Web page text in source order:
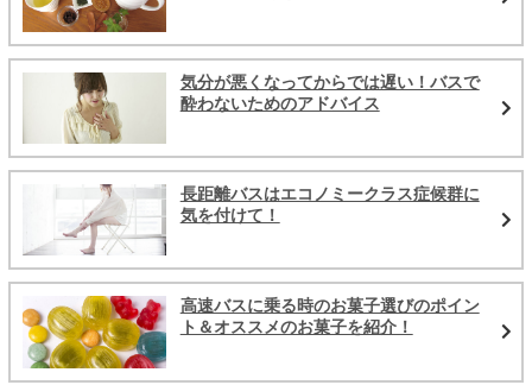
気分が悪くなってからでは遅い！バスで
酔わないためのアドバイス
長距離バスはエコノミークラス症候群に
気を付けて！
高速バスに乗る時のお菓子選びのポイン
ト＆オススメのお菓子を紹介！